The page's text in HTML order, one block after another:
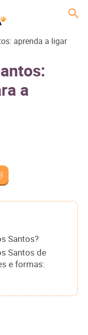
aprenda a ligar
a
Santos?
Santos de
e formas: